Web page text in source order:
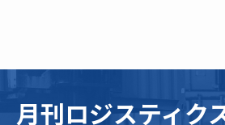
月刊ロジスティク